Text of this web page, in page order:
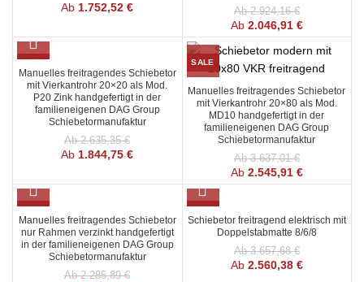
Ab 1.752,52€
Ab2.924,16€
Ab 2.046,91 €
SALE
Manuelles freitragendes Schiebetor
mit Vierkantrohr 20×20 als Mod.
P20 Zink handgefertigt in der
familieneigenen DAG Group
Schiebetormanufaktur
Ab2.635,35€
Ab 1.844,75€
SALE
Manuelles freitragendes Schiebetor
mit Vierkantrohr 20×80 als Mod.
MD10 handgefertigt in der
familieneigenen DAG Group
Schiebetormanufaktur
Ab3.637,01€
Ab 2.545,91 €
SALE
Manuelles freitragendes Schiebetor
nur Rahmen verzinkt handgefertigt
in der familieneigenen DAG Group
Schiebetormanufaktur
Ab2.285,89€
SALE
Schiebetor freitragend elektrisch mit
Doppelstabmatte 8/6/8
Ab3.657,68€
Ab 2.560,38 €